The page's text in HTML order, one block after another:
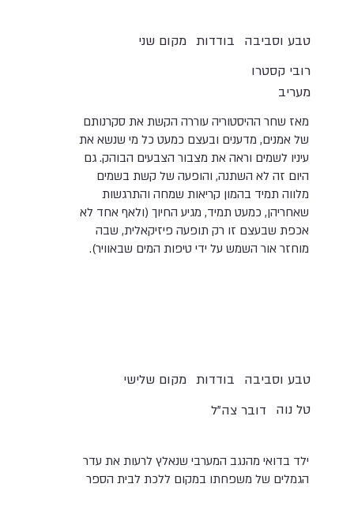
מקום שני בודדות
טבע וסביבה
רובי קסטרו
מעריב
מאז שחר ההיסטוריה עוררה הקשת את סקרנותם
של אמנים, מדענים ובעצם כמעט כל מי שנשא את
עיניו לשמים וראה את מצבור הצבעים הבוהק. גם
היום זה לא השתנה, והופעה של קשת בשמים
מלווה תמיד בהמון קריאות שמחה והתרגשות
שאחריהן, כמעט תמיד, מגיע החיוך (ולאף אחד לא
אכפת שבעצם זו רק תופעה פיזיקאלית, שבה
מוחזר אור השמש על ידי טיפות המים שבאוויר).
מקום שלישי בודדות
טבע וסביבה
דובר צה"ל
טל נוה
ילד בדואי מהנגב המערבי שנאלץ לרעות את עדר
הגמלים של משפחתו במקום ללכת לבית הספר